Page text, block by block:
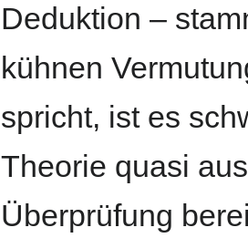
Deduktion –
kühnen
spricht, ist es
Theorie quasi
Überprüfung